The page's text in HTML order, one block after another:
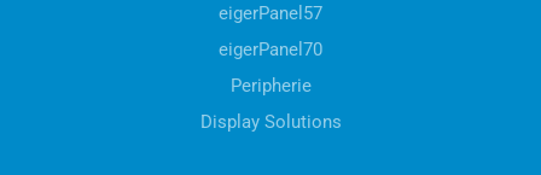
eigerPanel57
eigerPanel70
Peripherie
Display Solutions